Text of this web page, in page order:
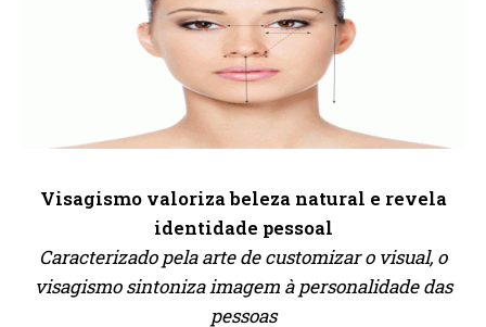
Visagismo valoriza beleza natural e revela
identidade pessoal
Caracterizado pela arte de customizar o visual, o
visagismo sintoniza imagem à personalidade das
pessoas